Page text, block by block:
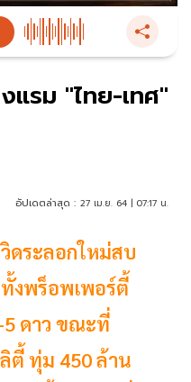
แรม "ไทย-เทศ"
อัปเดตล่าสุด : 27 เม.ย. 64 | 07:17 น.
ดระลอกใหม่สบ
งพร็อพเพอร์ตี้
5 ดาว ขณะที่
ตี้ ทุ่ม 450 ล้าน